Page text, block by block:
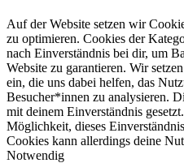
Auf der Website setzen wir
zu optimieren. Cookies der
nach Einverständnis bei dir, um
Website zu garantieren. Wir
ein, die uns dabei helfen, das
Besucher*innen zu analysieren.
mit deinem Einverständnis
Möglichkeit, dieses
Cookies kann allerdings deine
Notwendig